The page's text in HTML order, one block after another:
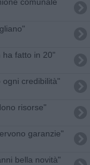
ha fatto in 20"
ogni credibilità"
risorse"
garanzie"
bella novità"